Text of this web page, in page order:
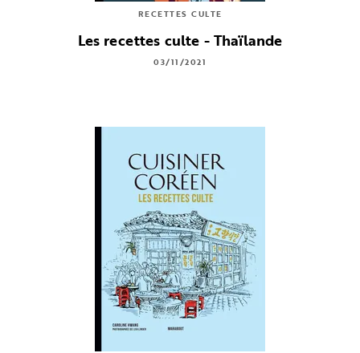
RECETTES CULTE
Les recettes culte - Thaïlande
03/11/2021